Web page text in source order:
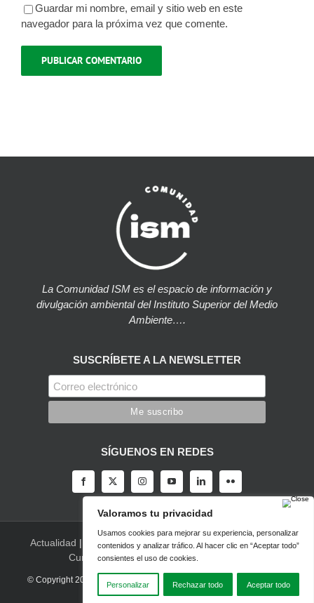
Guardar mi nombre, email y sitio web en este
navegador para la próxima vez que comente.
La Comunidad ISM es el espacio de información y
divulgación ambiental del Instituto Superior del Medio
Ambiente….
SUSCRÍBETE A LA NEWSLETTER
SÍGUENOS EN REDES
Actualidad | Blog|Agenda|Herramientas|Canal Vídeo|
Cursos|Empleo|Newsletter|
© Copyright 2022 | Aviso legal Política de privacidad
Desarrollado
por LBM Diseño Web